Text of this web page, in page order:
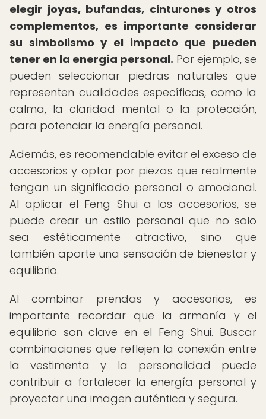
elegir joyas, bufandas, cinturones y otros
complementos, es importante considerar
su simbolismo y el impacto que pueden
tener en la energía personal. Por ejemplo, se
pueden seleccionar piedras naturales que
representen cualidades específicas, como la
calma, la claridad mental o la protección,
para potenciar la energía personal.
Además, es recomendable evitar el exceso de
accesorios y optar por piezas que realmente
tengan un significado personal o emocional.
Al aplicar el Feng Shui a los accesorios, se
puede crear un estilo personal que no solo
sea estéticamente atractivo, sino que
también aporte una sensación de bienestar y
equilibrio.
Al combinar prendas y accesorios, es
importante recordar que la armonía y el
equilibrio son clave en el Feng Shui. Buscar
combinaciones que reflejen la conexión entre
la vestimenta y la personalidad puede
contribuir a fortalecer la energía personal y
proyectar una imagen auténtica y segura.